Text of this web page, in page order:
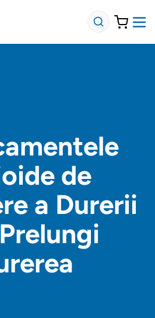
de
a Durerii